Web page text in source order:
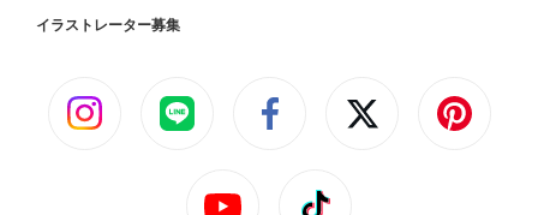
イラストレーター募集